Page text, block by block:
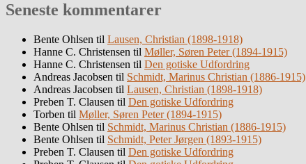
Seneste kommentarer
Bente Ohlsen til Lausen, Christian (1898-1918)
Hanne C. Christensen til Møller, Søren Peter (1894-1915)
Hanne C. Christensen til Den gotiske Udfordring
Andreas Jacobsen til Schmidt, Marinus Christian (1886-1915)
Andreas Jacobsen til Lausen, Christian (1898-1918)
Preben T. Clausen til Den gotiske Udfordring
Torben til Møller, Søren Peter (1894-1915)
Bente Ohlsen til Schmidt, Marinus Christian (1886-1915)
Bente Ohlsen til Schmidt, Peter Jørgen (1893-1915)
Preben T. Clausen til Den gotiske Udfordring